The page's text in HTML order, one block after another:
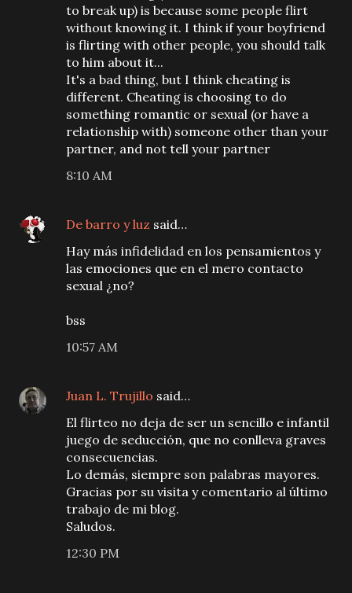
to break up) is because some people flirt
without knowing it. I think if your boyfriend
is flirting with other people, you should talk
to him about it...
It's a bad thing, but I think cheating is
different. Cheating is choosing to do
something romantic or sexual (or have a
relationship with) someone other than your
partner, and not tell your partner
8:10 AM
De barro y luz said…
Hay más infidelidad en los pensamientos y
las emociones que en el mero contacto
sexual ¿no?
bss
10:57 AM
Juan L. Trujillo said…
El flirteo no deja de ser un sencillo e infantil
juego de seducción, que no conlleva graves
consecuencias.
Lo demás, siempre son palabras mayores.
Gracias por su visita y comentario al último
trabajo de mi blog.
Saludos.
12:30 PM